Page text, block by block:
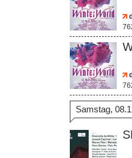
Samstag,